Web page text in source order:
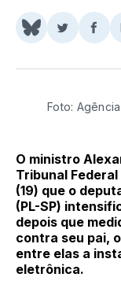
Share
BlueSkyTwitter
Foto:
O ministro
Tribunal
(19) que o
(PL-SP)
depois que
contra seu pai,
entre elas a
eletrônica.